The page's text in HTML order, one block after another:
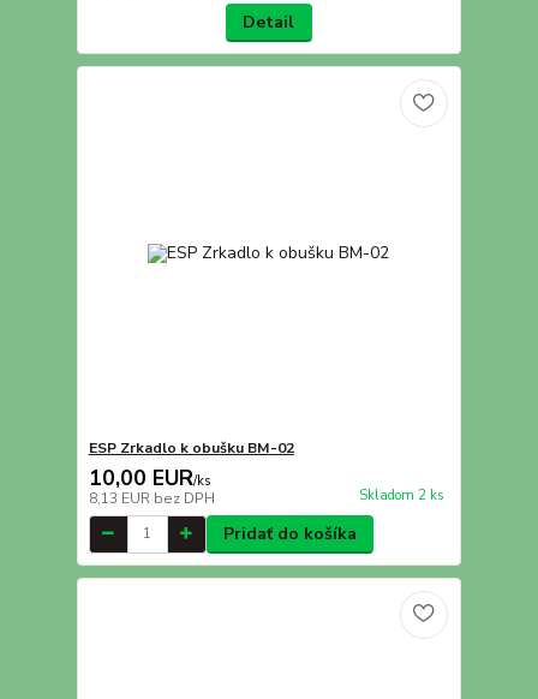
Detail
ESP Zrkadlo k obušku BM-02
10,00 EUR/ks
8,13 EUR bez DPH Skladom 2 ks
Pridať do košíka